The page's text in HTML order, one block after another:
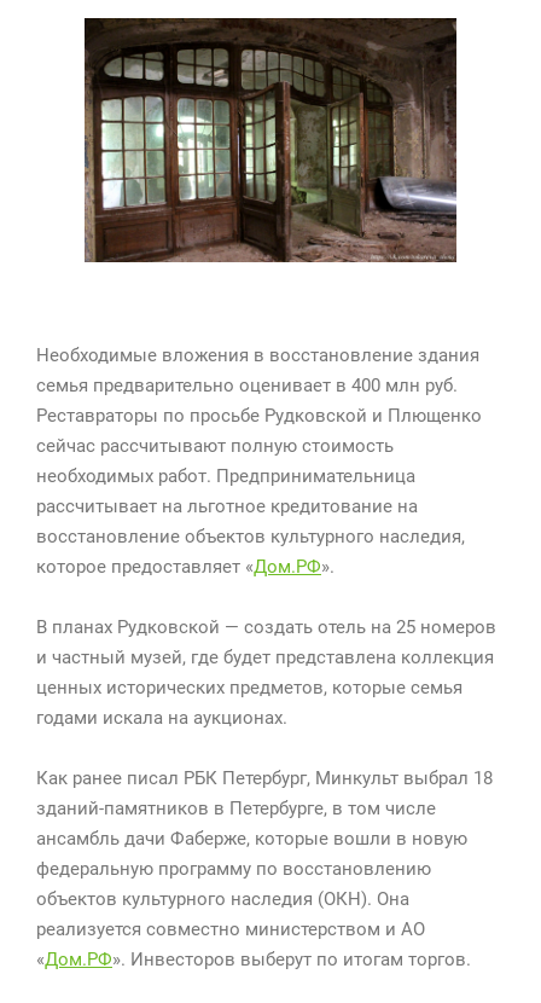
Необходимые вложения в восстановление здания
семья предварительно оценивает в 400 млн руб.
Реставраторы по просьбе Рудковской и Плющенко
сейчас рассчитывают полную стоимость
необходимых работ. Предпринимательница
рассчитывает на льготное кредитование на
восстановление объектов культурного наследия,
которое предоставляет «Дом.РФ».
В планах Рудковской — создать отель на 25 номеров
и частный музей, где будет представлена коллекция
ценных исторических предметов, которые семья
годами искала на аукционах.
Как ранее писал РБК Петербург, Минкульт выбрал 18
зданий-памятников в Петербурге, в том числе
ансамбль дачи Фаберже, которые вошли в новую
федеральную программу по восстановлению
объектов культурного наследия (ОКН). Она
реализуется совместно министерством и АО
«Дом.РФ». Инвесторов выберут по итогам торгов.